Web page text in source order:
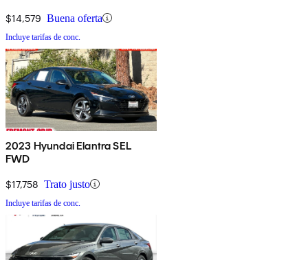
$14,579 Buena oferta
Incluye tarifas de conc.
2023 Hyundai Elantra SEL
FWD
$17,758 Trato justo
Incluye tarifas de conc.